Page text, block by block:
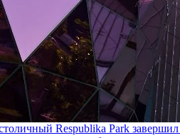
Respublika Park